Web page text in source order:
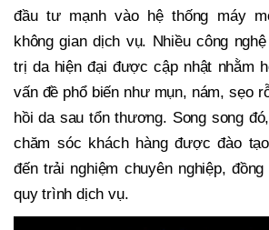
đầu tư mạnh vào hệ thống máy
không gian dịch vụ. Nhiều công
trị da hiện đại được cập nhật nhằm
vấn đề phổ biến như mụn, nám, sẹo
hồi da sau tổn thương. Song song
chăm sóc khách hàng được đào
đến trải nghiệm chuyên nghiệp,
quy trình dịch vụ.